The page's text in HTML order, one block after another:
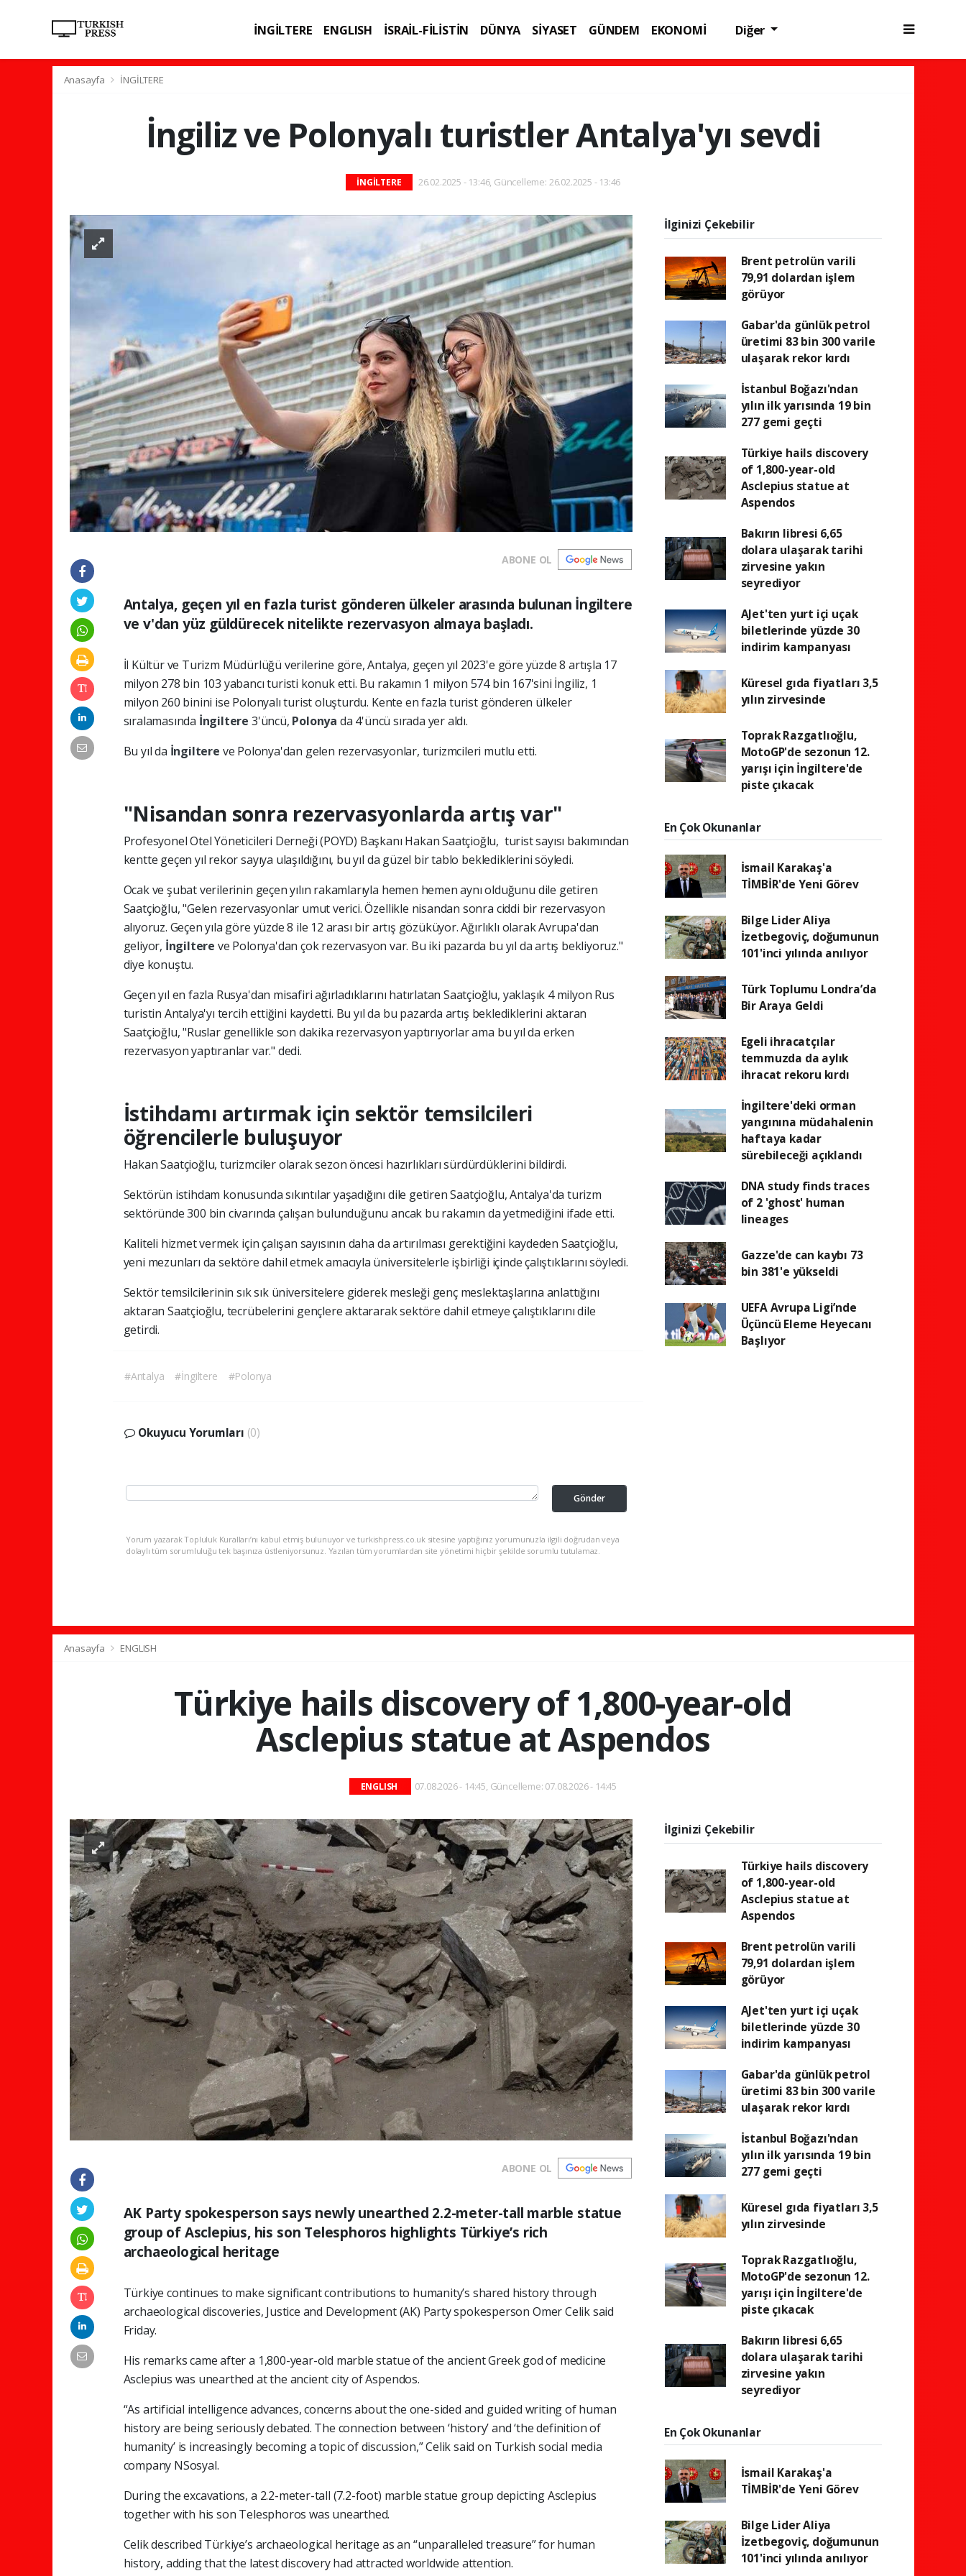
İNGİLTERE ENGLISH İSRAİL-FİLİSTİN DÜNYA SİYASET GÜNDEM
EKONOMİ
Diğer
Anasayfa İNGİLTERE
İngiliz ve Polonyalı turistler Antalya'yı sevdi
İNGİLTERE 26.02.2025 - 13:46, Güncelleme: 26.02.2025 - 13:46
ABONE OL
Antalya, geçen yıl en fazla turist gönderen ülkeler arasında bulunan İngiltere
ve v'dan yüz güldürecek nitelikte rezervasyon almaya başladı.
İl Kültür ve Turizm Müdürlüğü verilerine göre, Antalya, geçen yıl 2023'e göre yüzde 8 artışla 17
milyon 278 bin 103 yabancı turisti konuk etti. Bu rakamın 1 milyon 574 bin 167'sini İngiliz, 1
milyon 260 binini ise Polonyalı turist oluşturdu. Kente en fazla turist gönderen ülkeler
sıralamasında İngiltere 3'üncü, Polonya da 4'üncü sırada yer aldı.
Bu yıl da İngiltere ve Polonya'dan gelen rezervasyonlar, turizmcileri mutlu etti.
"Nisandan sonra rezervasyonlarda artış var"
Profesyonel Otel Yöneticileri Derneği (POYD) Başkanı Hakan Saatçioğlu, turist sayısı bakımından
kentte geçen yıl rekor sayıya ulaşıldığını, bu yıl da güzel bir tablo beklediklerini söyledi.
Ocak ve şubat verilerinin geçen yılın rakamlarıyla hemen hemen aynı olduğunu dile getiren
Saatçioğlu, "Gelen rezervasyonlar umut verici. Özellikle nisandan sonra ciddi bir rezervasyon
alıyoruz. Geçen yıla göre yüzde 8 ile 12 arası bir artış gözüküyor. Ağırlıklı olarak Avrupa'dan
geliyor, İngiltere ve Polonya'dan çok rezervasyon var. Bu iki pazarda bu yıl da artış bekliyoruz."
diye konuştu.
Geçen yıl en fazla Rusya'dan misafiri ağırladıklarını hatırlatan Saatçioğlu, yaklaşık 4 milyon Rus
turistin Antalya'yı tercih ettiğini kaydetti. Bu yıl da bu pazarda artış beklediklerini aktaran
Saatçioğlu, "Ruslar genellikle son dakika rezervasyon yaptırıyorlar ama bu yıl da erken
rezervasyon yaptıranlar var." dedi.
İstihdamı artırmak için sektör temsilcileri
öğrencilerle buluşuyor
Hakan Saatçioğlu, turizmciler olarak sezon öncesi hazırlıkları sürdürdüklerini bildirdi.
Sektörün istihdam konusunda sıkıntılar yaşadığını dile getiren Saatçioğlu, Antalya'da turizm
sektöründe 300 bin civarında çalışan bulunduğunu ancak bu rakamın da yetmediğini ifade etti.
Kaliteli hizmet vermek için çalışan sayısının daha da artırılması gerektiğini kaydeden Saatçioğlu,
yeni mezunları da sektöre dahil etmek amacıyla üniversitelerle işbirliği içinde çalıştıklarını söyledi.
Sektör temsilcilerinin sık sık üniversitelere giderek mesleği genç meslektaşlarına anlattığını
aktaran Saatçioğlu, tecrübelerini gençlere aktararak sektöre dahil etmeye çalıştıklarını dile
getirdi.
#Antalya #İngiltere #Polonya
Okuyucu Yorumları (0)
Gönder
Yorum yazarak Topluluk Kuralları’nı kabul etmiş bulunuyor ve turkishpress.co.uk sitesine yaptığınız yorumunuzla ilgili doğrudan veya
dolaylı tüm sorumluluğu tek başınıza üstleniyorsunuz. Yazılan tüm yorumlardan site yönetimi hiçbir şekilde sorumlu tutulamaz.
İlginizi Çekebilir
Brent petrolün varili
79,91 dolardan işlem
görüyor
Gabar'da günlük petrol
üretimi 83 bin 300 varile
ulaşarak rekor kırdı
İstanbul Boğazı'ndan
yılın ilk yarısında 19 bin
277 gemi geçti
Türkiye hails discovery
of 1,800-year-old
Asclepius statue at
Aspendos
Bakırın libresi 6,65
dolara ulaşarak tarihi
zirvesine yakın
seyrediyor
AJet'ten yurt içi uçak
biletlerinde yüzde 30
indirim kampanyası
Küresel gıda fiyatları 3,5
yılın zirvesinde
Toprak Razgatlıoğlu,
MotoGP'de sezonun 12.
yarışı için İngiltere'de
piste çıkacak
En Çok Okunanlar
İsmail Karakaş'a
TİMBİR'de Yeni Görev
Bilge Lider Aliya
İzetbegoviç, doğumunun
101'inci yılında anılıyor
Türk Toplumu Londra’da
Bir Araya Geldi
Egeli ihracatçılar
temmuzda da aylık
ihracat rekoru kırdı
İngiltere'deki orman
yangınına müdahalenin
haftaya kadar
sürebileceği açıklandı
DNA study finds traces
of 2 'ghost' human
lineages
Gazze'de can kaybı 73
bin 381'e yükseldi
UEFA Avrupa Ligi’nde
Üçüncü Eleme Heyecanı
Başlıyor
Anasayfa ENGLISH
Türkiye hails discovery of 1,800-year-old
Asclepius statue at Aspendos
ENGLISH 07.08.2026 - 14:45, Güncelleme: 07.08.2026 - 14:45
ABONE OL
AK Party spokesperson says newly unearthed 2.2-meter-tall marble statue
group of Asclepius, his son Telesphoros highlights Türkiye’s rich
archaeological heritage
Türkiye continues to make significant contributions to humanity’s shared history through
archaeological discoveries, Justice and Development (AK) Party spokesperson Omer Celik said
Friday.
His remarks came after a 1,800-year-old marble statue of the ancient Greek god of medicine
Asclepius was unearthed at the ancient city of Aspendos.
“As artificial intelligence advances, concerns about the one-sided and guided writing of human
history are being seriously debated. The connection between ‘history’ and ‘the definition of
humanity’ is increasingly becoming a topic of discussion,” Celik said on Turkish social media
company NSosyal.
During the excavations, a 2.2-meter-tall (7.2-foot) marble statue group depicting Asclepius
together with his son Telesphoros was unearthed.
Celik described Türkiye’s archaeological heritage as an “unparalleled treasure” for human
history, adding that the latest discovery had attracted worldwide attention.
İlginizi Çekebilir
Türkiye hails discovery
of 1,800-year-old
Asclepius statue at
Aspendos
Brent petrolün varili
79,91 dolardan işlem
görüyor
AJet'ten yurt içi uçak
biletlerinde yüzde 30
indirim kampanyası
Gabar'da günlük petrol
üretimi 83 bin 300 varile
ulaşarak rekor kırdı
İstanbul Boğazı'ndan
yılın ilk yarısında 19 bin
277 gemi geçti
Küresel gıda fiyatları 3,5
yılın zirvesinde
Toprak Razgatlıoğlu,
MotoGP'de sezonun 12.
yarışı için İngiltere'de
piste çıkacak
Bakırın libresi 6,65
dolara ulaşarak tarihi
zirvesine yakın
seyrediyor
En Çok Okunanlar
İsmail Karakaş'a
TİMBİR'de Yeni Görev
Bilge Lider Aliya
İzetbegoviç, doğumunun
101'inci yılında anılıyor